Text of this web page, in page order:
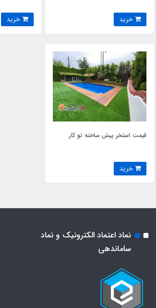
قیمت استخر پیش ساخته تو کار
نماد اعتماد الکترونیک و نماد
ساماندهی